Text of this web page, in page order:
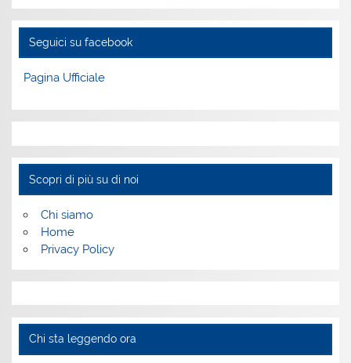
Seguici su facebook
Pagina Ufficiale
Scopri di più su di noi
Chi siamo
Home
Privacy Policy
Chi sta leggendo ora